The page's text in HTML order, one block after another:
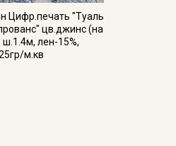
Цифр.печать "Туаль
цв.джинс (на
ш.1.4м, лен-15%,
м.кв